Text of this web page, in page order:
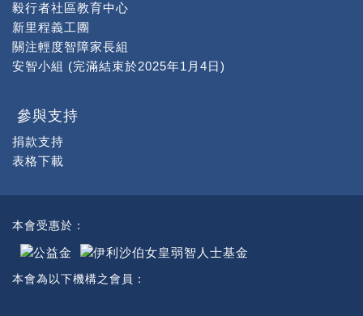
毅行者社區教育中心
新里程義工團
關注輕度智障家長組
安智小組 (完滿結束於2025年1月4日)
參與支持
捐款支持
表格下載
本會受惠於：
本會為以下機構之會員：